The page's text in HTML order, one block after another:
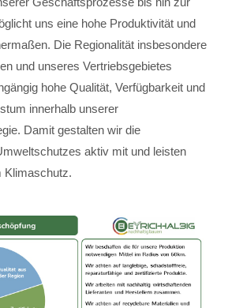
uns eine hohe Produktivität und
Die Regionalität insbesondere
und unseres Vertriebsgebietes
hohe Qualität, Verfügbarkeit und
innerhalb unserer
Damit gestalten wir die
aktiv mit und leisten
Klimaschutz.